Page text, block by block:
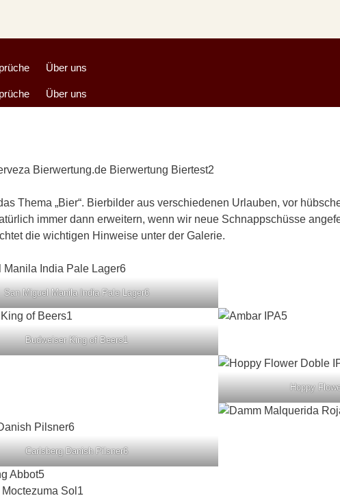
Über uns
Über uns
Thema „Bier“. Bierbilder aus verschiedenen Urlauben, vor
immer dann erweitern, wenn wir neue Schnappschüsse
die wichtigen Hinweise unter der Galerie.
San Miguel Manila India Pale Lager6
Budweiser King of Beers1
Hoppy
Carlsberg Danish Pilsner6